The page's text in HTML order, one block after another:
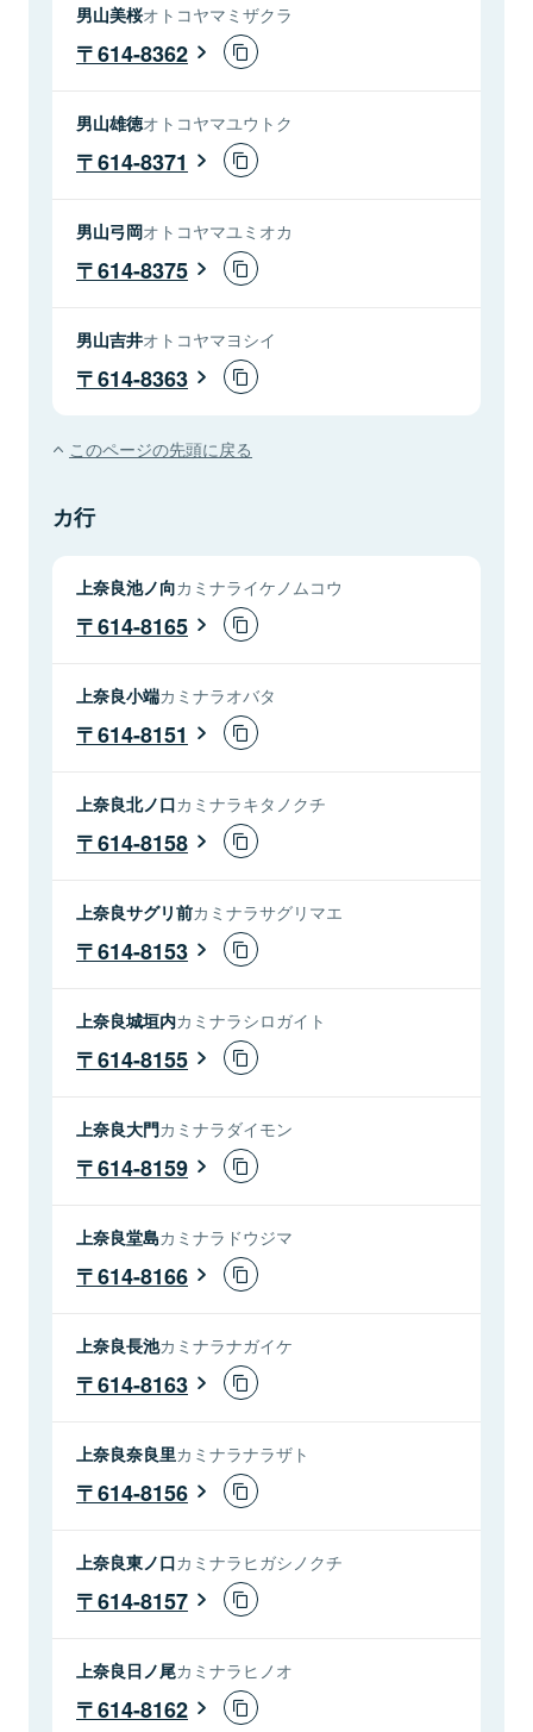
男山美桜オトコヤマミザクラ
614-8362
男山雄徳オトコヤマユウトク
614-8371
男山弓岡オトコヤマユミオカ
614-8375
男山吉井オトコヤマヨシイ
614-8363
このページの先頭に戻る
カ行
上奈良池ノ向カミナライケノムコウ
614-8165
上奈良小端カミナラオバタ
614-8151
上奈良北ノ口カミナラキタノクチ
614-8158
上奈良サグリ前カミナラサグリマエ
614-8153
上奈良城垣内カミナラシロガイト
614-8155
上奈良大門カミナラダイモン
614-8159
上奈良堂島カミナラドウジマ
614-8166
上奈良長池カミナラナガイケ
614-8163
上奈良奈良里カミナラナラザト
614-8156
上奈良東ノ口カミナラヒガシノクチ
614-8157
上奈良日ノ尾カミナラヒノオ
614-8162